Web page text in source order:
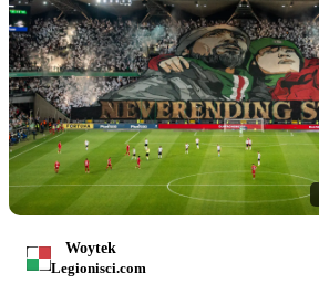
Woytek
Legionisci.com